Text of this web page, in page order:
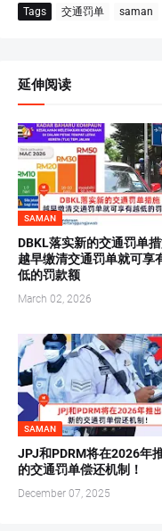
Tags 交通罚单 saman
延伸阅读
SAMAN
DBKL落实新的交通罚单措
越早缴清交通罚单就可享
低的罚款额
March 02, 2026
SAMAN
JPJ和PDRM将在2026年
的交通罚单偿还机制！
December 07, 2025